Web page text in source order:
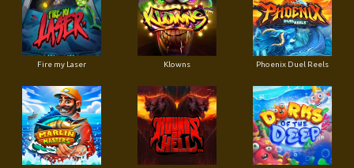
Fire my Laser Klowns Phoenix Duel Reels